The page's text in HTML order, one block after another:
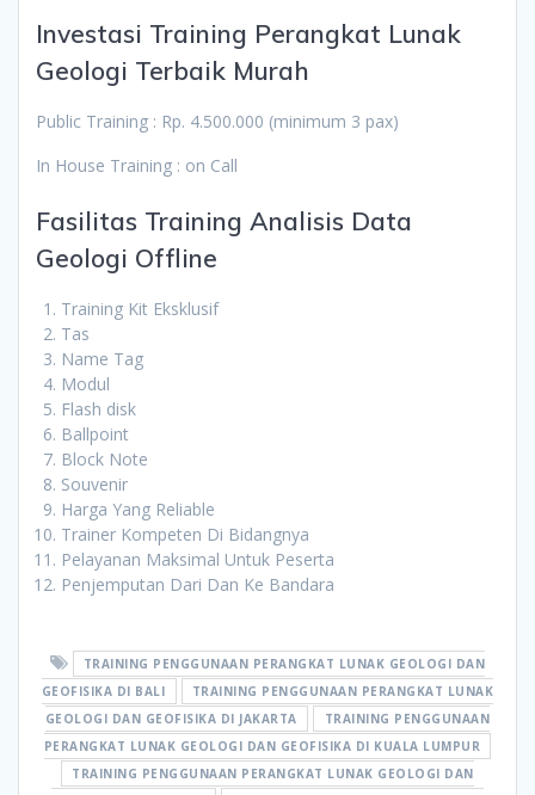
Investasi Training Perangkat Lunak
Geologi Terbaik Murah
Public Training : Rp. 4.500.000 (minimum 3 pax)
In House Training : on Call
Fasilitas Training Analisis Data
Geologi Offline
Training Kit Eksklusif
Tas
Name Tag
Modul
Flash disk
Ballpoint
Block Note
Souvenir
Harga Yang Reliable
Trainer Kompeten Di Bidangnya
Pelayanan Maksimal Untuk Peserta
Penjemputan Dari Dan Ke Bandara
TRAINING PENGGUNAAN PERANGKAT LUNAK GEOLOGI DAN
GEOFISIKA DI BALI
TRAINING PENGGUNAAN PERANGKAT LUNAK
GEOLOGI DAN GEOFISIKA DI JAKARTA
TRAINING PENGGUNAAN
PERANGKAT LUNAK GEOLOGI DAN GEOFISIKA DI KUALA LUMPUR
TRAINING PENGGUNAAN PERANGKAT LUNAK GEOLOGI DAN